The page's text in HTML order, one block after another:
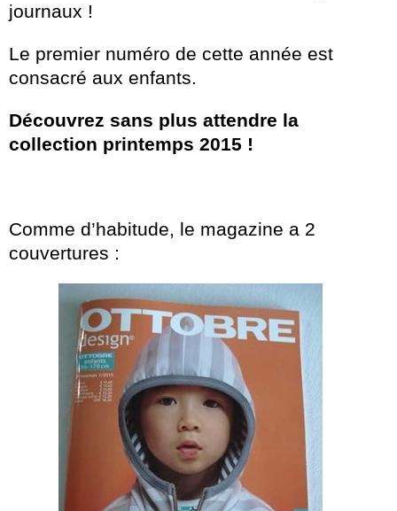
journaux !
Le premier numéro de cette année est
consacré aux enfants.
Découvrez sans plus attendre la
collection printemps 2015 !
Comme d’habitude, le magazine a 2
couvertures :